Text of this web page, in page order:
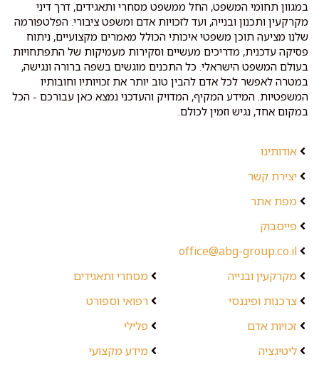
במגוון תחומי המשפט, החל ממשפט מסחרי ותאגידים, דרך דיני
מקרקעין ותכנון ובנייה, ועד לזכויות אדם ומשפט ציבורי. הפלטפורמה
שלנו מציעה תוכן משפטי איכותי הכולל מאמרים מקצועיים, ניתוח
פסיקה עדכנית, מדריכים מעשיים וסקירות מעמיקות של התפתחויות
בעולם המשפט הישראלי. כל התכנים מוגשים בשפה ברורה ונגישה,
במטרה לאפשר לכל אדם להבין טוב יותר את זכויותיו וחובותיו
המשפטיות. המידע המקיף, המדויק והעדכני נמצא כאן עבורכם - הכל
במקום אחד, נגיש וזמין לכולם.
אודותינו
יצירת קשר
מפת אתר
פייסבוק
office@abg-group.co.il
מקרקעין ובנייה
צרכנות ופיננסי
זכויות אדם
ליטיגציה
מסחרי ותאגידים
רפואי וספורט
פלילי
מידע מקצועי